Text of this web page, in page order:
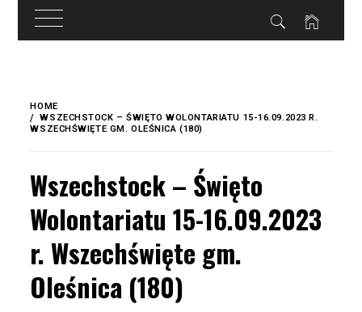
treści
content
HOME
WSZECHSTOCK – ŚWIĘTO WOLONTARIATU 15-16.09.2023 R.
WSZECHŚWIĘTE GM. OLEŚNICA (180)
Wszechstock – Święto
Wolontariatu 15-16.09.2023
r. Wszechświęte gm.
Oleśnica (180)